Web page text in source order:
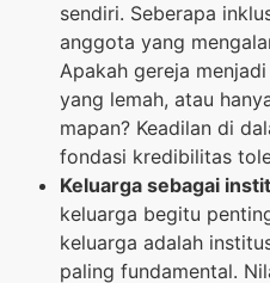
sendiri. Seberapa
anggota yang
Apakah gereja
yang lemah, atau
mapan? Keadilan di
fondasi kredibilitas
Keluarga sebagai
keluarga begitu
keluarga adalah
paling fundamental.